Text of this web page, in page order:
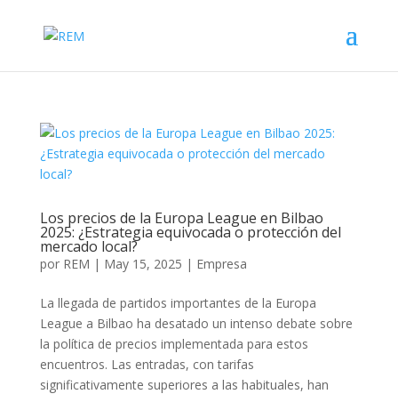
Los precios de la Europa League en Bilbao
2025: ¿Estrategia equivocada o protección del
mercado local?
por REM | May 15, 2025 | Empresa
La llegada de partidos importantes de la Europa
League a Bilbao ha desatado un intenso debate sobre
la política de precios implementada para estos
encuentros. Las entradas, con tarifas
significativamente superiores a las habituales, han